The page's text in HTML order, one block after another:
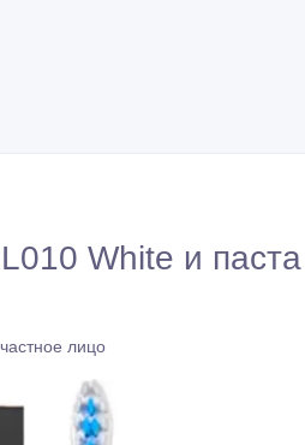
White и
лицо